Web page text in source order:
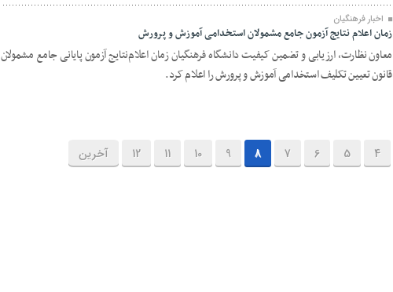
اخبار فرهنگیان
زمان اعلام نتایج آزمون جامع مشمولان استخدامی آموزش و پرورش
معاون نظارت، ارزیابی و تضمین کیفیت دانشگاه فرهنگیان زمان اعلام‌نتایج آزمون پایانی جامع مشمولان
قانون تعیین تکلیف استخدامی آموزش و پرورش را اعلام کرد.
4
5
6
7
8
9
10
11
12 آخرین